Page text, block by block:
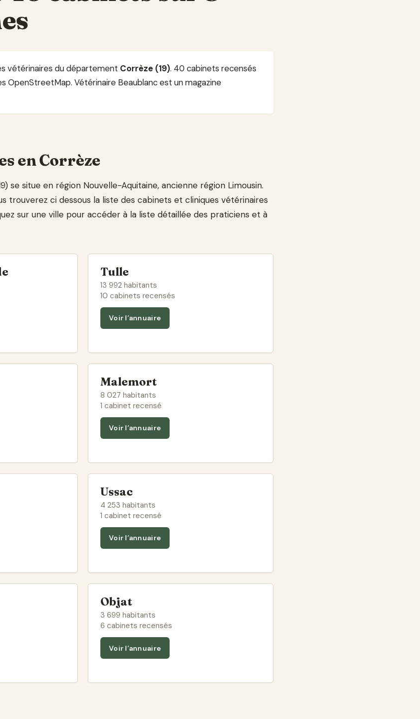
vétérinaires du département Corrèze (19). 40 cabinets recensés
OpenStreetMap. Vétérinaire Beaublanc est un magazine
en Corrèze
se situe en région Nouvelle-Aquitaine, ancienne région Limousin.
trouverez ci dessous la liste des cabinets et cliniques vétérinaires
sur une ville pour accéder à la liste détaillée des praticiens et à
Tulle
13 992 habitants
10 cabinets recensés
Voir l’annuaire
Malemort
8 027 habitants
1 cabinet recensé
Voir l’annuaire
Ussac
4 253 habitants
1 cabinet recensé
Voir l’annuaire
Objat
3 699 habitants
6 cabinets recensés
Voir l’annuaire